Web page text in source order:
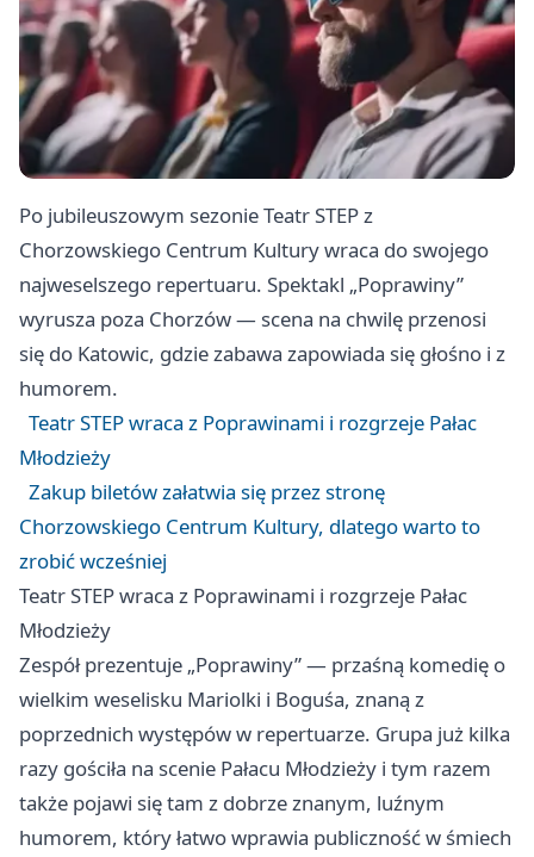
Po jubileuszowym sezonie Teatr STEP z
Chorzowskiego Centrum Kultury wraca do swojego
najweselszego repertuaru. Spektakl „Poprawiny”
wyrusza poza Chorzów — scena na chwilę przenosi
się do Katowic, gdzie zabawa zapowiada się głośno i z
humorem.
Teatr STEP wraca z Poprawinami i rozgrzeje Pałac
Młodzieży
Zakup biletów załatwia się przez stronę
Chorzowskiego Centrum Kultury, dlatego warto to
zrobić wcześniej
Teatr STEP wraca z Poprawinami i rozgrzeje Pałac
Młodzieży
Zespół prezentuje „Poprawiny” — przaśną komedię o
wielkim weselisku Mariolki i Boguśa, znaną z
poprzednich występów w repertuarze. Grupa już kilka
razy gościła na scenie Pałacu Młodzieży i tym razem
także pojawi się tam z dobrze znanym, luźnym
humorem, który łatwo wprawia publiczność w śmiech